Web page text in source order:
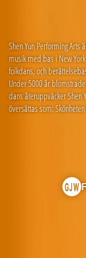
Shen Yun Performing Arts
musik med bas i New
folkdans, och
Under 5000 år
dans återuppväcker
översättas som: